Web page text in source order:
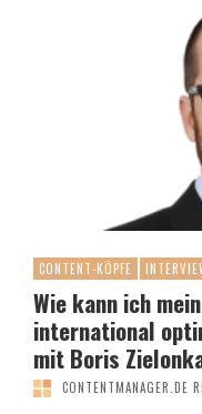
CONTENT-KÖPFE
Wie kann ich
international
mit Boris
CONTENTMANAGER.DE